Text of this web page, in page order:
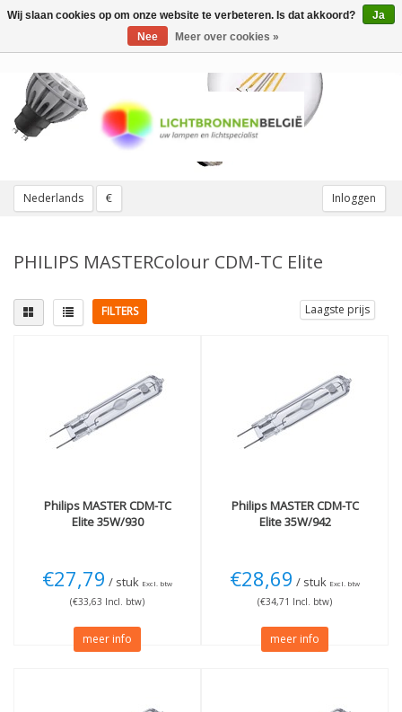
Nederlands € Inloggen
Toggle
PHILIPS MASTERColour CDM-TC Elite
FILTERS Laagste prijs
3000K Warmwit(3)
4200K Koelwit(2)
Wattage Meer
PhilipsMASTER CDM-TC
Elite 35W/930
€27,79 / stuk Excl. btw
(€33,63 Incl. btw)
meer info
PhilipsMASTER CDM-TC
Elite 35W/942
€28,69 / stuk Excl. btw
(€34,71 Incl. btw)
meer info
Wij slaan cookies op om onze website te verbeteren. Is dat akkoord?
Ja
Nee
Meer over cookies »